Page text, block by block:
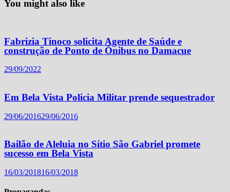
You might also like
Fabrizia Tinoco solicita Agente de Saúde e
construção de Ponto de Ônibus no Damacue
29/09/2022
Em Bela Vista Policia Militar prende sequestrador
29/06/201629/06/2016
Bailão de Aleluia no Sítio São Gabriel promete
sucesso em Bela Vista
16/03/201816/03/2018